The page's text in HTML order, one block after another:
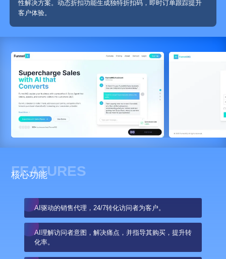
性解决方案。动态折扣功能生成独特折扣码，即时订单跟踪提升
客户体验。
FEATURES
核心功能
AI驱动的销售代理，24/7转化访问者为客户。
AI理解访问者意图，解决痛点，并指导其购买，提升转
化率。